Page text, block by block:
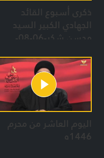
ذكرى أسبوع القائد
الجهادي الكبير السيد
اليوم العاشر من محرم
1446ه